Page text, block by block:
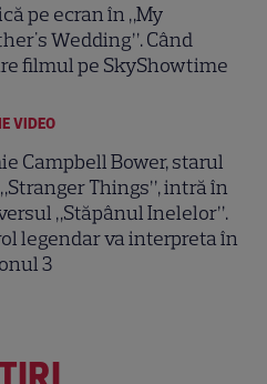
pe ecran în „My
Wedding”. Când
filmul pe SkyShowtime
VIDEO
Campbell Bower, starul
Things”, intră în
„Stăpânul Inelelor”.
legendar va interpreta în
3